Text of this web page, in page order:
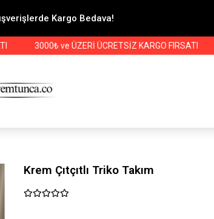
Kargo Bedava!
3000₺ ve ÜZERİ ÜCRETSİZ KARGO FIRSATI
Krem Çıtçıtlı Triko Takım